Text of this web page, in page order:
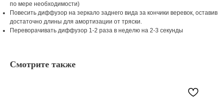
по мере необходимости)
Повесить диффузор на зеркало заднего вида за кончики веревок, оставив
достаточно длины для амортизации от тряски.
Переворачивать диффузор 1-2 раза в неделю на 2-3 секунды
Смотрите также